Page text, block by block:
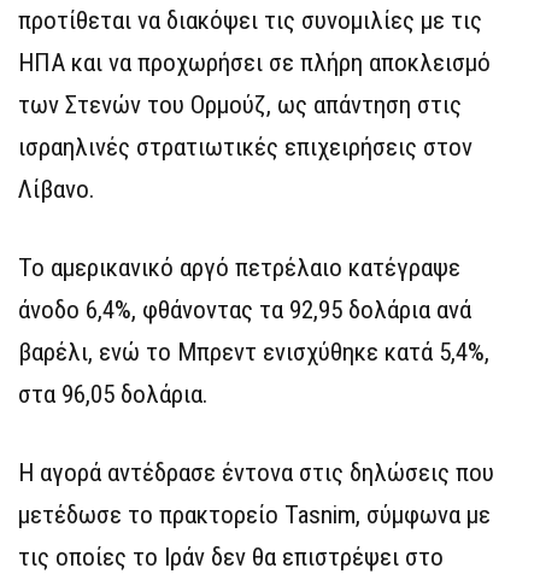
προτίθεται να διακόψει τις συνομιλίες με τις
ΗΠΑ και να προχωρήσει σε πλήρη αποκλεισμό
των Στενών του Ορμούζ, ως απάντηση στις
ισραηλινές στρατιωτικές επιχειρήσεις στον
Λίβανο.
Το αμερικανικό αργό πετρέλαιο κατέγραψε
άνοδο 6,4%, φθάνοντας τα 92,95 δολάρια ανά
βαρέλι, ενώ το Μπρεντ ενισχύθηκε κατά 5,4%,
στα 96,05 δολάρια.
Η αγορά αντέδρασε έντονα στις δηλώσεις που
μετέδωσε το πρακτορείο Tasnim, σύμφωνα με
τις οποίες το Ιράν δεν θα επιστρέψει στο